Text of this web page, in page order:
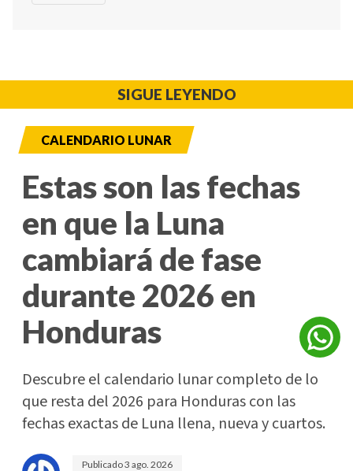
SIGUE LEYENDO
CALENDARIO LUNAR
Estas son las fechas
en que la Luna
cambiará de fase
durante 2026 en
Honduras
Descubre el calendario lunar completo de lo
que resta del 2026 para Honduras con las
fechas exactas de Luna llena, nueva y cuartos.
Publicado3 ago. 2026